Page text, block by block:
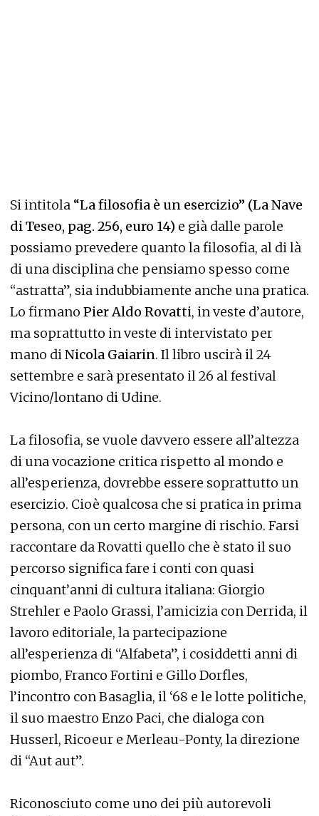
Si intitola “La filosofia è un esercizio” (La Nave
di Teseo, pag. 256, euro 14) e già dalle parole
possiamo prevedere quanto la filosofia, al di là
di una disciplina che pensiamo spesso come
“astratta”, sia indubbiamente anche una pratica.
Lo firmano Pier Aldo Rovatti, in veste d’autore,
ma soprattutto in veste di intervistato per
mano diNicola Gaiarin. Il libro uscirà il 24
settembre e sarà presentato il 26 al festival
Vicino/lontano di Udine.
La filosofia, se vuole davvero essere all’altezza
di una vocazione critica rispetto al mondo e
all’esperienza, dovrebbe essere soprattutto un
esercizio. Cioè qualcosa che si pratica in prima
persona, con un certo margine di rischio. Farsi
raccontare da Rovatti quello che è stato il suo
percorso significa fare i conti con quasi
cinquant’anni di cultura italiana: Giorgio
Strehler e Paolo Grassi, l’amicizia con Derrida, il
lavoro editoriale, la partecipazione
all’esperienza di “Alfabeta”, i cosiddetti anni di
piombo, Franco Fortini e Gillo Dorfles,
l’incontro con Basaglia, il ‘68 e le lotte politiche,
il suo maestro Enzo Paci, che dialoga con
Husserl, Ricoeur e Merleau-Ponty, la direzione
di “Aut aut”.
Riconosciuto come uno dei più autorevoli